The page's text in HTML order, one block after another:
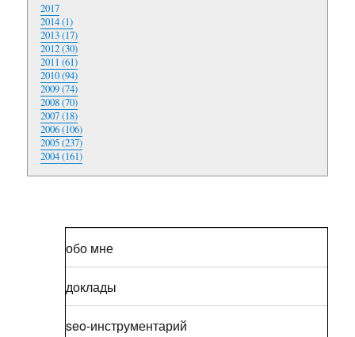
2017
2014 (1)
2013 (17)
2012 (30)
2011 (61)
2010 (94)
2009 (74)
2008 (70)
2007 (18)
2006 (106)
2005 (237)
2004 (161)
обо мне
доклады
seo-инструментарий